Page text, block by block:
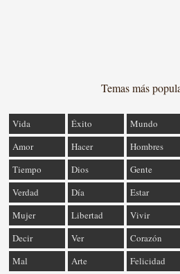
Temas más
Vida Éxito Mundo
Amor
Hacer Hombres
Tiempo
Dios Gente
Verdad
Día Estar
Mujer
Libertad Vivir
Decir
Ver Corazón
Mal
Arte Felicidad